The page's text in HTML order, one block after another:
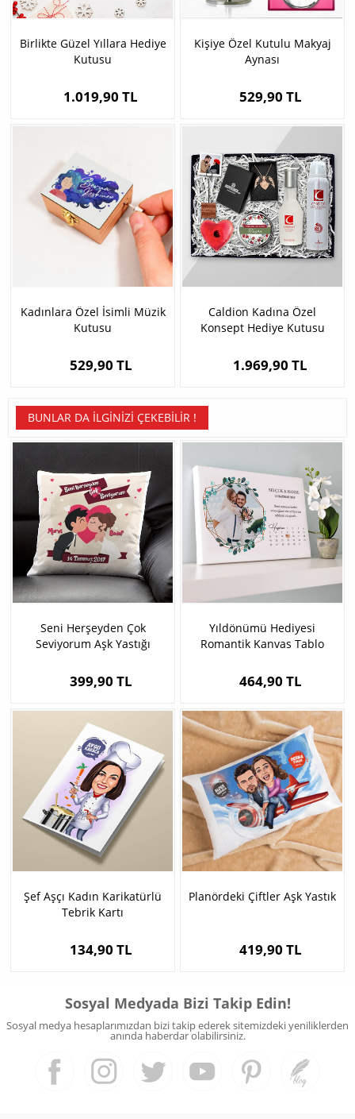
Birlikte Güzel Yıllara Hediye
Kutusu
1.019,90 TL
Kişiye Özel Kutulu Makyaj
Aynası
529,90 TL
Kadınlara Özel İsimli Müzik
Kutusu
529,90 TL
Caldion Kadına Özel
Konsept Hediye Kutusu
1.969,90 TL
BUNLAR DA İLGINIZI ÇEKEBILIR !
Seni Herşeyden Çok
Seviyorum Aşk Yastığı
399,90 TL
Yıldönümü Hediyesi
Romantik Kanvas Tablo
464,90 TL
Şef Aşçı Kadın Karikatürlü
Tebrik Kartı
134,90 TL
Planördeki Çiftler Aşk Yastık
419,90 TL
Sosyal Medyada Bizi Takip Edin!
Sosyal medya hesaplarımızdan bizi takip ederek sitemizdeki yeniliklerden
anında haberdar olabilirsiniz.